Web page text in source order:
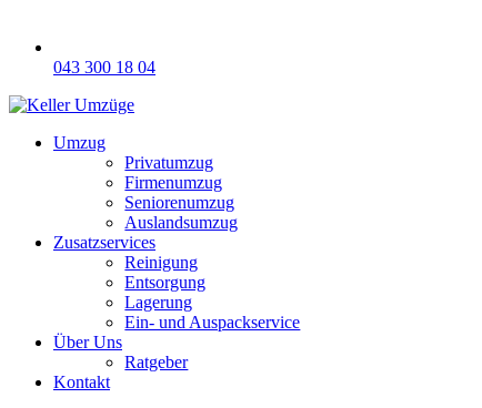
043 300 18 04
Umzug
Privatumzug
Firmenumzug
Seniorenumzug
Auslandsumzug
Zusatzservices
Reinigung
Entsorgung
Lagerung
Ein- und Auspackservice
Über Uns
Ratgeber
Kontakt